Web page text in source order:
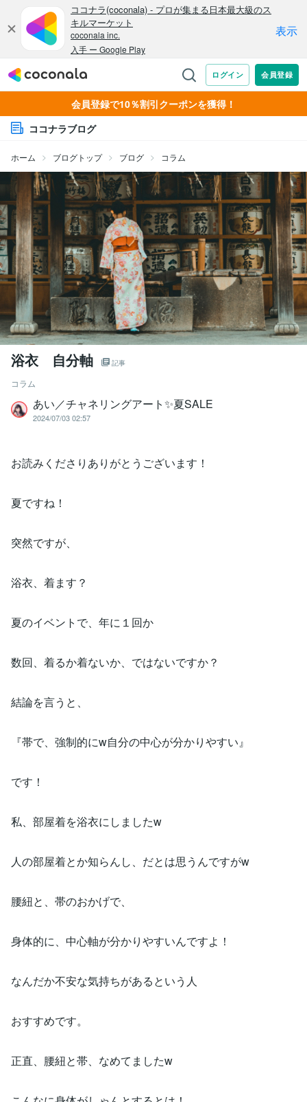
会員登録で10％割引クーポンを獲得！
ココナラブログ
ホーム ブログトップ ブログ コラム
浴衣 自分軸 記事
コラム
あい／チャネリングアート✨夏SALE
2024/07/03 02:57
お読みくださりありがとうございます！
夏ですね！
突然ですが、
浴衣、着ます？
夏のイベントで、年に１回か
数回、着るか着ないか、ではないですか？
結論を言うと、
『帯で、強制的にw自分の中心が分かりやすい』
です！
私、部屋着を浴衣にしましたw
人の部屋着とか知らんし、だとは思うんですがw
腰紐と、帯のおかげで、
身体的に、中心軸が分かりやすいんですよ！
なんだか不安な気持ちがあるという人
おすすめです。
正直、腰紐と帯、なめてましたw